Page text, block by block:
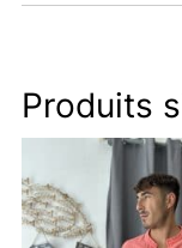
Produits